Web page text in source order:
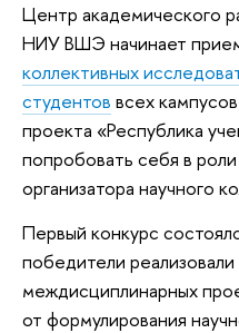
Центр академического
НИУ ВШЭ начинает
коллективных
студентов всех
проекта «Республика
попробовать себя в
организатора научного
Первый конкурс
победители реализовали
междисциплинарных
от формулирования